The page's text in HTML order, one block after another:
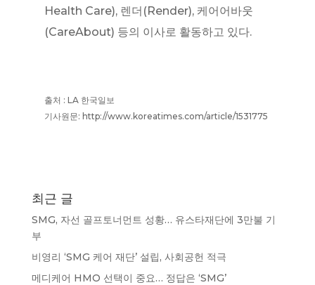
Health Care), 렌더(Render), 케어어바웃
(CareAbout) 등의 이사로 활동하고 있다.
출처 : LA 한국일보
기사원문: http://www.koreatimes.com/article/1531775
최근 글
SMG, 자선 골프토너먼트 성황… 유스타재단에 3만불 기
부
비영리 ‘SMG 케어 재단’ 설립, 사회공헌 적극
메디케어 HMO 선택이 중요… 정답은 ‘SMG’